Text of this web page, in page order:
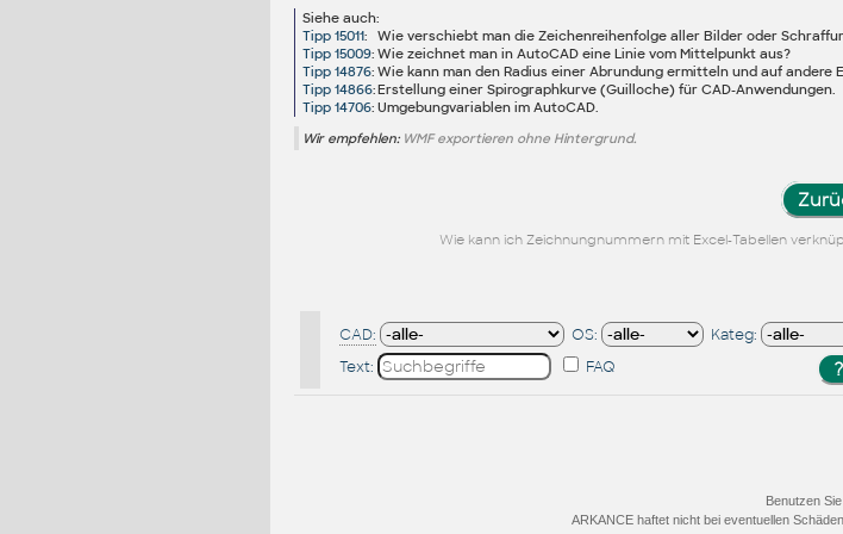
Siehe auch:
Tipp 15011:
Wie verschiebt man die Zeichenreihenfolge aller Bilder oder
Tipp 15009: Wie zeichnet man in AutoCAD eine Linie vom Mittelpunkt aus?
Tipp 14876: Wie kann man den Radius einer Abrundung ermitteln und auf andere
Tipp 14866:Erstellung einer Spirographkurve (Guilloche) für CAD-Anwendungen.
Tipp 14706: Umgebungvariablen im AutoCAD.
Wir empfehlen: WMF exportieren ohne Hintergrund.
Wie kann ich Zeichnungnummern mit Excel-Tabellen
CAD: OS:
Kateg:
Text:
FAQ
Benutzen
ARKANCE haftet nicht bei eventuellen